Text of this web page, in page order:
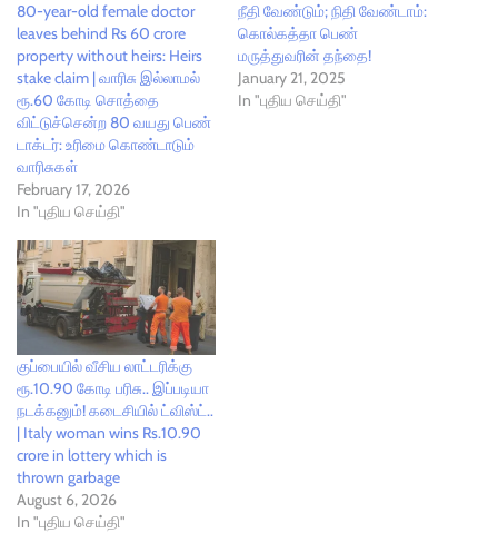
80-year-old female doctor
leaves behind Rs 60 crore
property without heirs: Heirs
stake claim | வாரிசு இல்லாமல்
ரூ.60 கோடி சொத்தை
விட்டுச்சென்ற 80 வயது பெண்
டாக்டர்: உரிமை கொண்டாடும்
வாரிசுகள்
February 17, 2026
In "புதிய செய்தி"
நீதி வேண்டும்; நிதி வேண்டாம்:
கொல்கத்தா பெண்
மருத்துவரின் தந்தை!
January 21, 2025
In "புதிய செய்தி"
குப்பையில் வீசிய லாட்டரிக்கு
ரூ.10.90 கோடி பரிசு.. இப்படியா
நடக்கனும்! கடைசியில் ட்விஸ்ட்..
| Italy woman wins Rs.10.90
crore in lottery which is
thrown garbage
August 6, 2026
In "புதிய செய்தி"